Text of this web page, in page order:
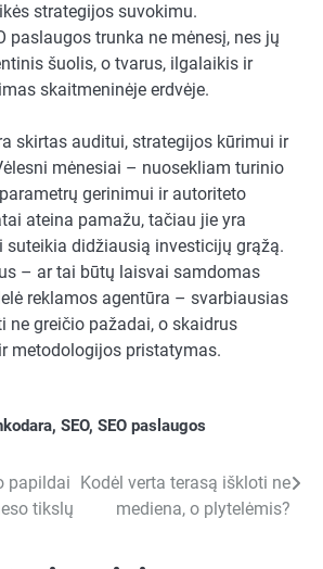
strategijos suvokimu.
paslaugos trunka ne mėnesį, nes jų
šuolis, o tvarus, ilgalaikis ir
skaitmeninėje erdvėje.
skirtas auditui, strategijos kūrimui ir
mėnesiai – nuosekliam turinio
gerinimui ir autoriteto
ateina pamažu, tačiau jie yra
suteikia didžiausią investicijų grąžą.
– ar tai būtų laisvai samdomas
reklamos agentūra – svarbiausias
ne greičio pažadai, o skaidrus
metodologijos pristatymas.
, SEO, SEO paslaugos
papildai
tikslų
Kodėl verta terasą iškloti ne
mediena, o plytelėmis?